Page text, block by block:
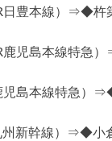
豊本線）⇒◆杵
児島本線特急
児島本線特急）
新幹線）⇒◆小